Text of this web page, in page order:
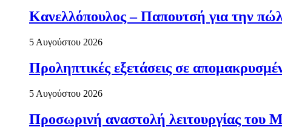
Κανελλόπουλος – Παπουτσή για την
5 Αυγούστου 2026
Προληπτικές εξετάσεις σε
5 Αυγούστου 2026
Προσωρινή αναστολή λειτουργίας του